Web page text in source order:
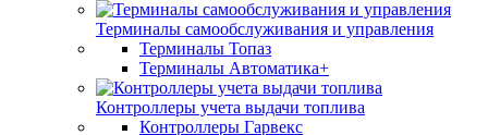
Терминалы самообслуживания и управления
Терминалы Топаз
Терминалы Автоматика+
Контроллеры учета выдачи топлива
Контроллеры Гарвекс